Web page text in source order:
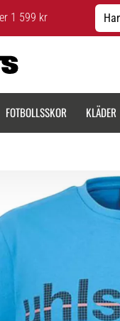
1 599 kr
FOTBOLLSSKOR KLÄDER